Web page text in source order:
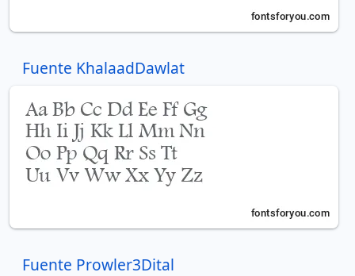
Fuente KhalaadDawlat
Fuente Prowler3Dital